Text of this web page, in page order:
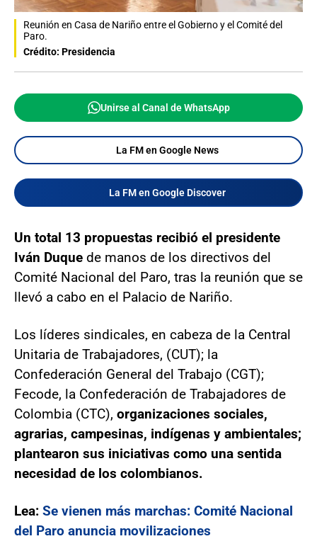
Reunión en Casa de Nariño entre el Gobierno y el Comité del
Paro.
Crédito: Presidencia
Unirse al Canal de WhatsApp
La FM en Google News
La FM en Google Discover
Un total 13 propuestas recibió el presidente
Iván Duque de manos de los directivos del
Comité Nacional del Paro, tras la reunión que se
llevó a cabo en el Palacio de Nariño.
Los líderes sindicales, en cabeza de la Central
Unitaria de Trabajadores, (CUT); la
Confederación General del Trabajo (CGT);
Fecode, la Confederación de Trabajadores de
Colombia (CTC), organizaciones sociales,
agrarias, campesinas, indígenas y ambientales;
plantearon sus iniciativas como una sentida
necesidad de los colombianos.
Lea: Se vienen más marchas: Comité Nacional
del Paro anuncia movilizaciones